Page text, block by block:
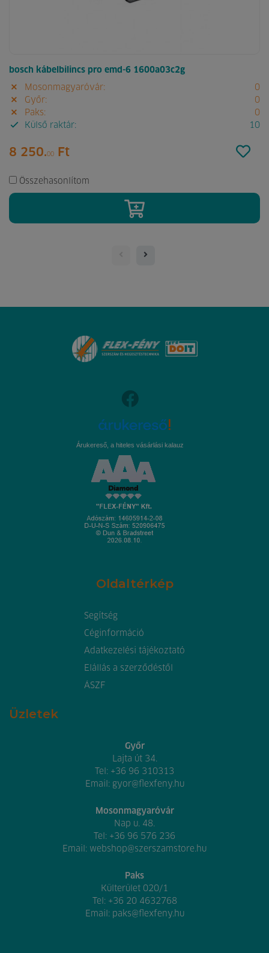
bosch kábelbilincs pro emd-6 1600a03c2g
Mosonmagyaróvár:
0
Győr:
0
Paks:
0
Külső raktár:
10
8 250.00 Ft
Összehasonlítom
Árukereső, a hiteles vásárlási kalauz
Oldaltérkép
Segítség
Céginformáció
Adatkezelési tájékoztató
Elállás a szerződéstől
ÁSZF
Üzletek
Győr
Lajta út 34.
Tel: +36 96 310313
Email: gyor@flexfeny.hu
Mosonmagyaróvár
Nap u. 48.
Tel: +36 96 576 236
Email: webshop@szerszamstore.hu
Paks
Külterület 020/1
Tel: +36 20 4632768
Email: paks@flexfeny.hu